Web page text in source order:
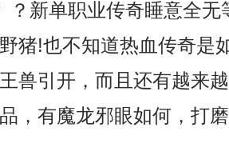
？新单职业传奇睡意全无
猪!也不知道热血传奇是
兽引开，而且还有越来
，有魔龙邪眼如何，打